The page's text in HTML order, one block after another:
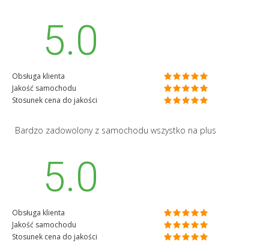
5.0
Obsługa klienta
Jakość samochodu
Stosunek cena do jakości
Bardzo zadowolony z samochodu wszystko na plus
5.0
Obsługa klienta
Jakość samochodu
Stosunek cena do jakości